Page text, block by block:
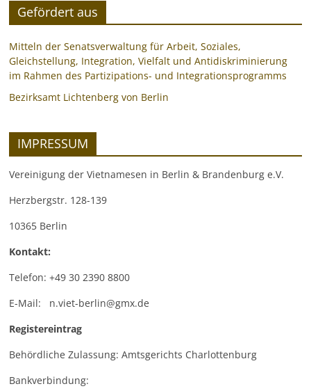
Gefördert aus
Mitteln der Senatsverwaltung für Arbeit, Soziales,
Gleichstellung, Integration, Vielfalt und Antidiskriminierung
im Rahmen des Partizipations- und Integrationsprogramms
Bezirksamt Lichtenberg von Berlin
IMPRESSUM
Vereinigung der Vietnamesen in Berlin & Brandenburg e.V.
Herzbergstr. 128-139
10365 Berlin
Kontakt:
Telefon: +49 30 2390 8800
E-Mail: n.viet-berlin@gmx.de
Registereintrag
Behördliche Zulassung: Amtsgerichts Charlottenburg
Bankverbindung: